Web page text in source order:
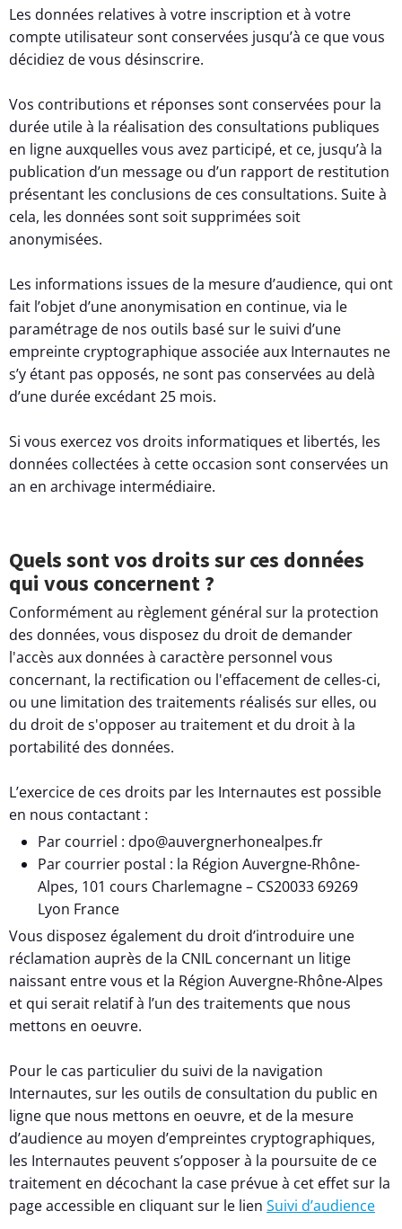
Les données relatives à votre inscription et à votre
compte utilisateur sont conservées jusqu’à ce que vous
décidiez de vous désinscrire.
Vos contributions et réponses sont conservées pour la
durée utile à la réalisation des consultations publiques
en ligne auxquelles vous avez participé, et ce, jusqu’à la
publication d’un message ou d’un rapport de restitution
présentant les conclusions de ces consultations. Suite à
cela, les données sont soit supprimées soit
anonymisées.
Les informations issues de la mesure d’audience, qui ont
fait l’objet d’une anonymisation en continue, via le
paramétrage de nos outils basé sur le suivi d’une
empreinte cryptographique associée aux Internautes ne
s’y étant pas opposés, ne sont pas conservées au delà
d’une durée excédant 25 mois.
Si vous exercez vos droits informatiques et libertés, les
données collectées à cette occasion sont conservées un
an en archivage intermédiaire.
Quels sont vos droits sur ces données
qui vous concernent ?
Conformément au règlement général sur la protection
des données, vous disposez du droit de demander
l'accès aux données à caractère personnel vous
concernant, la rectification ou l'effacement de celles-ci,
ou une limitation des traitements réalisés sur elles, ou
du droit de s'opposer au traitement et du droit à la
portabilité des données.
L’exercice de ces droits par les Internautes est possible
en nous contactant :
Par courriel : dpo@auvergnerhonealpes.fr
Par courrier postal : la Région Auvergne-Rhône-
Alpes, 101 cours Charlemagne – CS20033 69269
Lyon France
Vous disposez également du droit d’introduire une
réclamation auprès de la CNIL concernant un litige
naissant entre vous et la Région Auvergne-Rhône-Alpes
et qui serait relatif à l’un des traitements que nous
mettons en oeuvre.
Pour le cas particulier du suivi de la navigation
Internautes, sur les outils de consultation du public en
ligne que nous mettons en oeuvre, et de la mesure
d’audience au moyen d’empreintes cryptographiques,
les Internautes peuvent s’opposer à la poursuite de ce
traitement en décochant la case prévue à cet effet sur la
page accessible en cliquant sur le lien Suivi d’audience